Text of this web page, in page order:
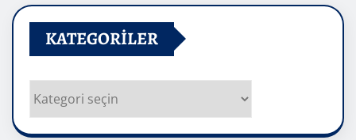
KATEGORILER
Kategoriler